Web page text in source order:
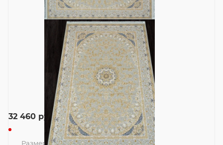
32 460 руб.
Размер — 200x300 см